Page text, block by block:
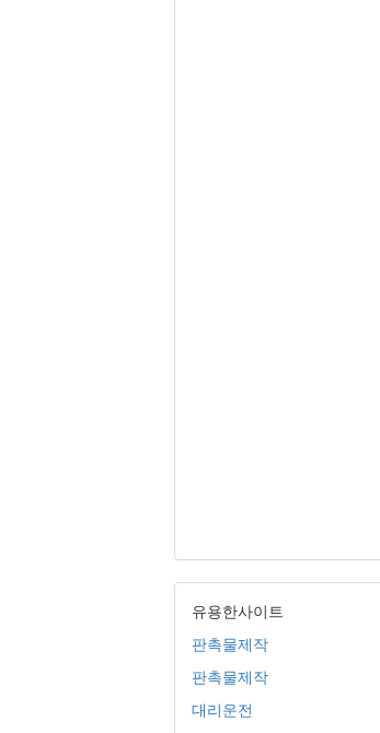
유용한사이트
판촉물제작
판촉물제작
대리운전